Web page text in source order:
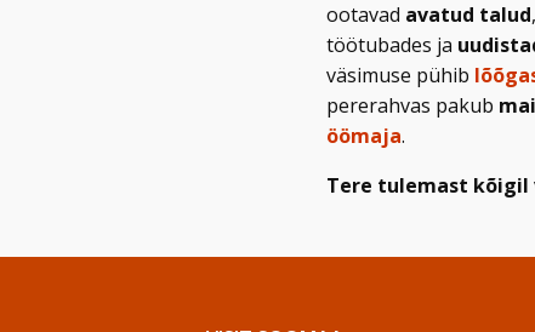
ootavad avatud talud
töötubades ja
väsimuse pühib
pererahvas pakub
öömaja.
Tere tulemast